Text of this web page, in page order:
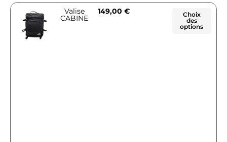
Valise
CABINE
149,00 €
Choix
des
options